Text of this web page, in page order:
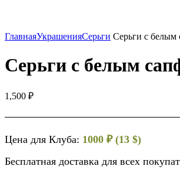
ГлавнаяУкрашенияСерьги Серьги с белым
Серьги с белым
1,500 ₽
Цена для Клуба: 1000 ₽ (13 $)
Бесплатная доставка для всех